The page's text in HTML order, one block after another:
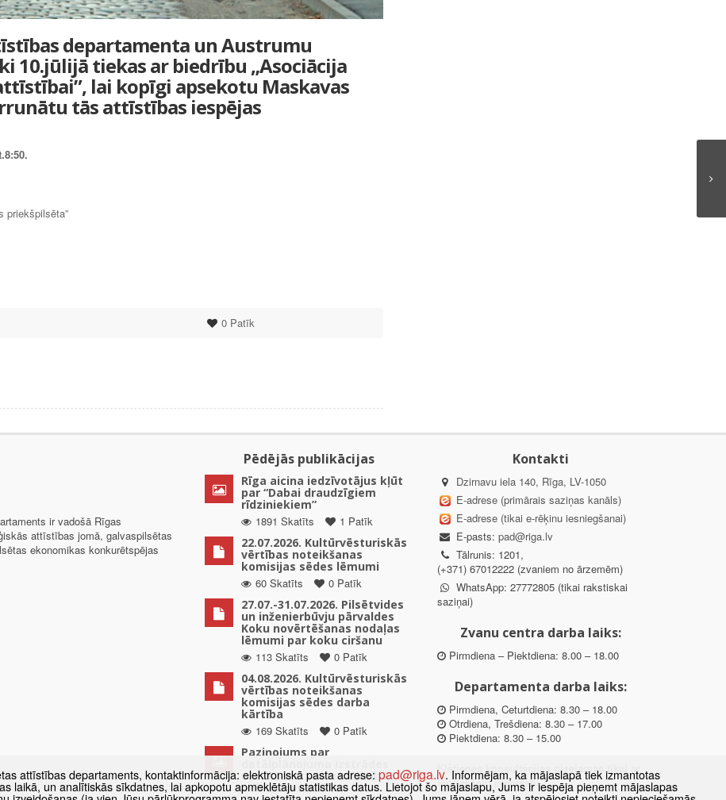
departamenta un Austrumu
10.jūlijā tiekas ar biedrību „Asociācija
lai kopīgi apsekotu Maskavas
tās attīstības iespējas
priekšpilsēta”
0Patīk
ir vadošā Rīgas
attīstības jomā, galvaspilsētas
ekonomikas konkurētspējas
Pēdējās publikācijas
Rīga aicina iedzīvotājus kļūt
par “Dabai draudzīgiem
rīdziniekiem”
1891 Skatīts
1 Patīk
22.07.2026. Kultūrvēsturiskās
vērtības noteikšanas
komisijas sēdes lēmumi
60 Skatīts
0 Patīk
27.07.-31.07.2026. Pilsētvides
un inženierbūvju pārvaldes
Koku novērtēšanas nodaļas
lēmumi par koku ciršanu
113 Skatīts
0 Patīk
04.08.2026. Kultūrvēsturiskās
vērtības noteikšanas
komisijas sēdes darba
kārtība
169 Skatīts
0 Patīk
Paziņojums par
uzsākšanu zemes vienībā
Mūkusalas ielā 82
Kontakti
Dzirnavu iela 140, Rīga, LV-1050
E-adrese (primārais saziņas kanāls)
E-adrese (tikai e-rēķinu iesniegšanai)
E-pasts: pad@riga.lv
Tālrunis: 1201,
(+371) 67012222 (zvaniem no ārzemēm)
WhatsApp: 27772805 (tikai rakstiskai
saziņai)
Zvanu centra darba laiks:
Pirmdiena – Piektdiena: 8.00 – 18.00
Departamenta darba laiks:
Pirmdiena, Ceturtdiena: 8.30 – 18.00
Otrdiena, Trešdiena: 8.30 – 17.00
Piektdiena: 8.30 – 15.00
Klātienes konsultācijas pieejamas tikai ar
iepriekšēju pierakstu.
attīstības departaments, kontaktinformācija: elektroniskā pasta adrese: pad@riga.lv. Informējam, ka mājaslapā tiek izmantotas
laikā, un analītiskās sīkdatnes, lai apkopotu apmeklētāju statistikas datus. Lietojot šo mājaslapu, Jums ir iespēja pieņemt mājaslapas